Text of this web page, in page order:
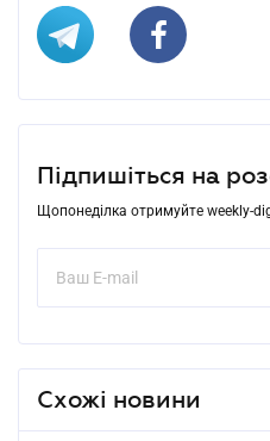
Підпишіться на
Щопонеділка отримуйте weekly-
Схожі новини